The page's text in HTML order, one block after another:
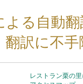
よる自動
翻訳に不
レストラン栗の